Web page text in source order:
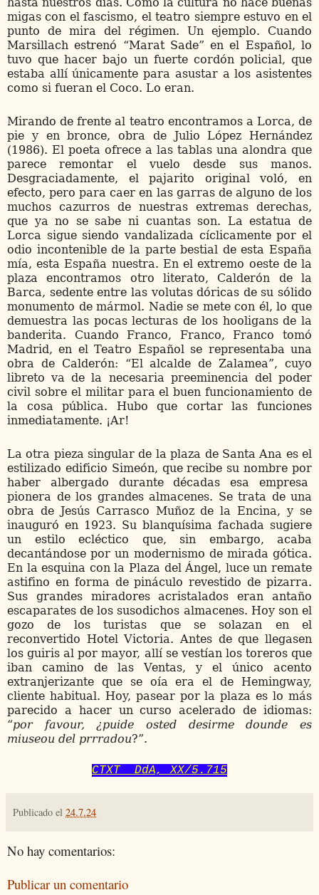
migas con el fascismo, el teatro siempre estuvo en el
punto de mira del régimen. Un ejemplo. Cuando
Marsillach estrenó “Marat Sade” en el Español, lo
tuvo que hacer bajo un fuerte cordón policial, que
estaba allí únicamente para asustar a los asistentes
como si fueran el Coco. Lo eran.
Mirando de frente al teatro encontramos a Lorca, de
pie y en bronce, obra de Julio López Hernández
(1986). El poeta ofrece a las tablas una alondra que
parece remontar el vuelo desde sus manos.
Desgraciadamente, el pajarito original voló, en
efecto, pero para caer en las garras de alguno de los
muchos cazurros de nuestras extremas derechas,
que ya no se sabe ni cuantas son. La estatua de
Lorca sigue siendo vandalizada cíclicamente por el
odio incontenible de la parte bestial de esta España
mía, esta España nuestra. En el extremo oeste de la
plaza encontramos otro literato, Calderón de la
Barca, sedente entre las volutas dóricas de su sólido
monumento de mármol. Nadie se mete con él, lo que
demuestra las pocas lecturas de los hooligans de la
banderita. Cuando Franco, Franco, Franco tomó
Madrid, en el Teatro Español se representaba una
obra de Calderón: “El alcalde de Zalamea”, cuyo
libreto va de la necesaria preeminencia del poder
civil sobre el militar para el buen funcionamiento de
la cosa pública. Hubo que cortar las funciones
inmediatamente. ¡Ar!
La otra pieza singular de la plaza de Santa Ana es el
estilizado edificio Simeón, que recibe su nombre por
haber albergado durante décadas esa empresa
pionera de los grandes almacenes. Se trata de una
obra de Jesús Carrasco Muñoz de la Encina, y se
inauguró en 1923. Su blanquísima fachada sugiere
un estilo ecléctico que, sin embargo, acaba
decantándose por un modernismo de mirada gótica.
En la esquina con la Plaza del Ángel, luce un remate
astifino en forma de pináculo revestido de pizarra.
Sus grandes miradores acristalados eran antaño
escaparates de los susodichos almacenes. Hoy son el
gozo de los turistas que se solazan en el
reconvertido Hotel Victoria. Antes de que llegasen
los guiris al por mayor, allí se vestían los toreros que
iban camino de las Ventas, y el único acento
extranjerizante que se oía era el de Hemingway,
cliente habitual. Hoy, pasear por la plaza es lo más
parecido a hacer un curso acelerado de idiomas:
“por favour, ¿puide osted desirme dounde es
miuseou del prrradou?”.
CTXT DdA, XX/5.715
Publicado el 24.7.24
No hay comentarios:
Publicar un comentario